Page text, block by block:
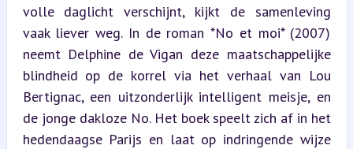
volle daglicht verschijnt, kijkt de samenleving
vaak liever weg. In de roman *No et moi* (2007)
neemt Delphine de Vigan deze maatschappelijke
blindheid op de korrel via het verhaal van Lou
Bertignac, een uitzonderlijk intelligent meisje, en
de jonge dakloze No. Het boek speelt zich af in het
hedendaagse Parijs en laat op indringende wijze